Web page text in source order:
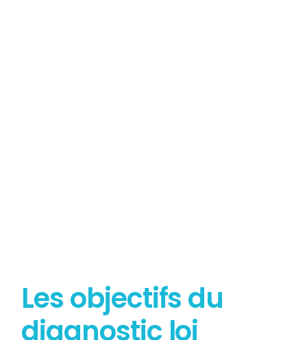
Les objectifs du
diagnostic loi